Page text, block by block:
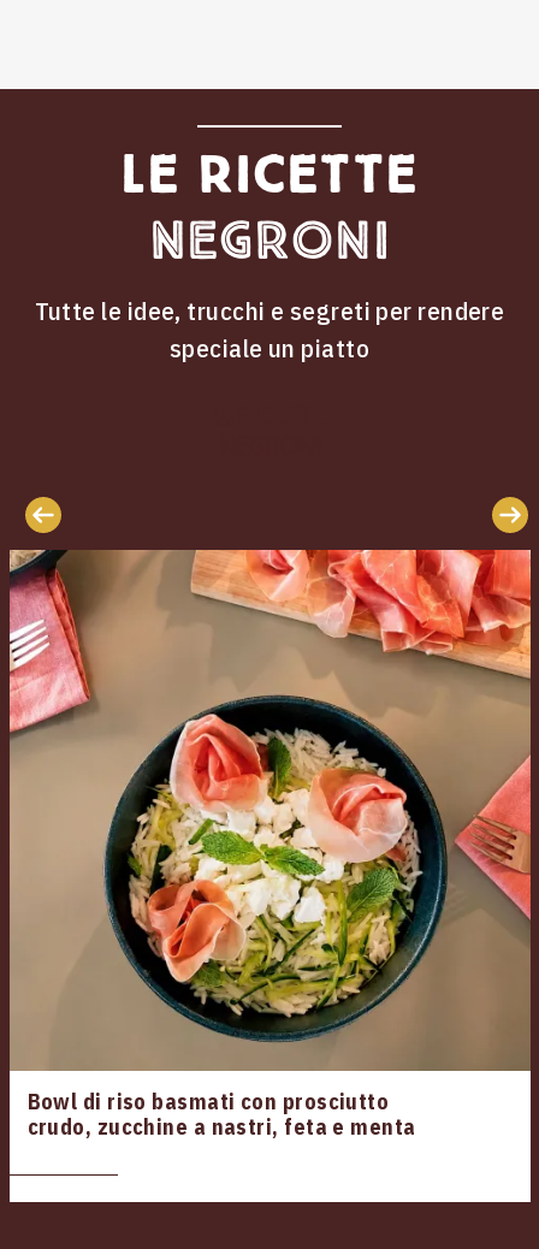
Le ricette
Negroni
Tutte le idee, trucchi e segreti per rendere
speciale un piatto
Bowl di riso basmati con prosciutto
crudo, zucchine a nastri, feta e menta